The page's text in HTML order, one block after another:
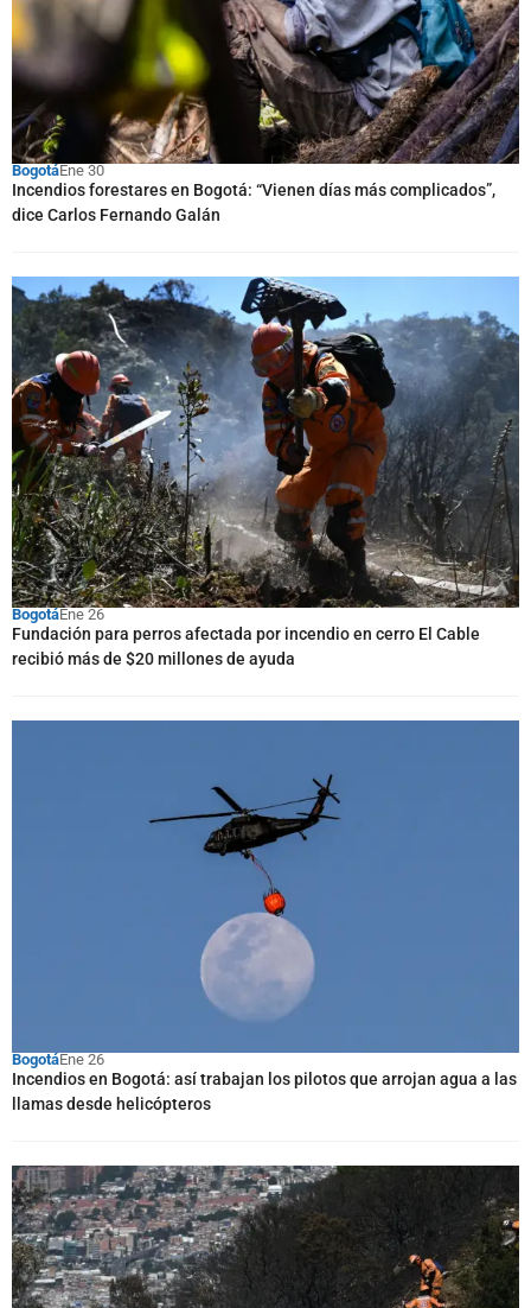
BogotáEne 30
Incendios forestares en Bogotá: “Vienen días más complicados”,
dice Carlos Fernando Galán
BogotáEne 26
Fundación para perros afectada por incendio en cerro El Cable
recibió más de $20 millones de ayuda
BogotáEne 26
Incendios en Bogotá: así trabajan los pilotos que arrojan agua a las
llamas desde helicópteros